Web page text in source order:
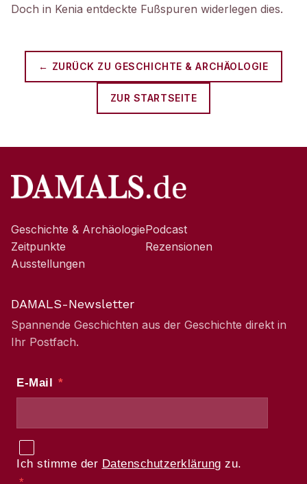
Doch in Kenia entdeckte Fußspuren widerlegen dies.
← ZURÜCK ZU GESCHICHTE & ARCHÄOLOGIE
ZUR STARTSEITE
Geschichte & Archäologie
Zeitpunkte
Ausstellungen
Podcast
Rezensionen
DAMALS-Newsletter
Spannende Geschichten aus der Geschichte direkt in
Ihr Postfach.